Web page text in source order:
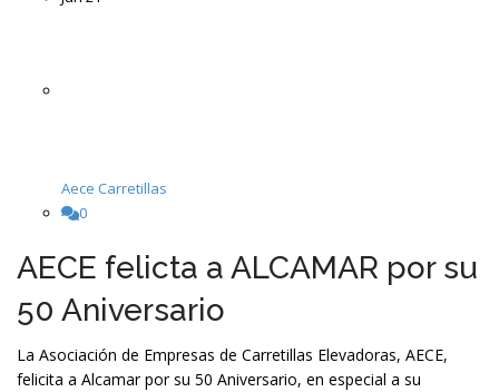
Aece Carretillas
0
AECE felicta a ALCAMAR por su
50 Aniversario
La Asociación de Empresas de Carretillas Elevadoras, AECE,
felicita a Alcamar por su 50 Aniversario, en especial a su